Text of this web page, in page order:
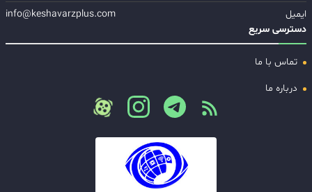
ایمیل
info@keshavarzplus.com
دسترسی سریع
تماس با ما
درباره ما